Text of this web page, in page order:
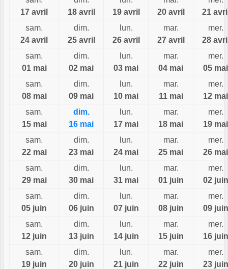
17 avril
18 avril
19 avril
20 avril
21
sam.
24 avril
dim.
25 avril
lun.
26 avril
mar.
27 avril
mer.
28
sam.
01 mai
dim.
02 mai
lun.
03 mai
mar.
04 mai
mer.
05 mai
sam.
08 mai
dim.
09 mai
lun.
10 mai
mar.
11 mai
mer.
12 mai
sam.
15 mai
dim.
16 mai
lun.
17 mai
mar.
18 mai
mer.
19 mai
sam.
22 mai
dim.
23 mai
lun.
24 mai
mar.
25 mai
mer.
26 mai
sam.
29 mai
dim.
30 mai
lun.
31 mai
mar.
01 juin
mer.
02 juin
sam.
05 juin
dim.
06 juin
lun.
07 juin
mar.
08 juin
mer.
09 juin
sam.
12 juin
dim.
13 juin
lun.
14 juin
mar.
15 juin
mer.
16 juin
sam.
19 juin
dim.
20 juin
lun.
21 juin
mar.
22 juin
mer.
23 juin